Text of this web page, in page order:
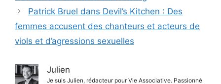
Patrick Bruel dans Devil’s Kitchen : Des
femmes accusent des chanteurs et acteurs de
viols et d’agressions sexuelles
Julien
Je suis Julien, rédacteur pour Vie Associative. Passionné